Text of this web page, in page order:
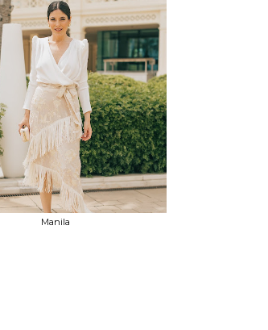
Manila